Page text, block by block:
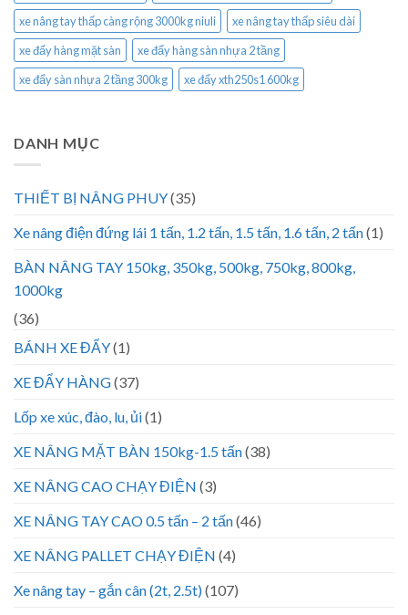
xe nâng tay thấp càng rộng 3000kg niuli
xe nâng tay thấp siêu dài
xe đẩy hàng mặt sàn
xe đẩy hàng sàn nhựa 2 tầng
xe đẩy sàn nhựa 2 tầng 300kg
xe đẩy xth250s1 600kg
DANH MỤC
THIẾT BỊ NÂNG PHUY(35)
Xe nâng điện đứng lái 1 tấn, 1.2 tấn, 1.5 tấn, 1.6 tấn, 2 tấn(1)
BÀN NÂNG TAY 150kg, 350kg, 500kg, 750kg, 800kg,
1000kg
(36)
BÁNH XE ĐẨY(1)
XE ĐẨY HÀNG(37)
Lốp xe xúc, đào, lu, ủi(1)
XE NÂNG MẶT BÀN 150kg-1.5 tấn(38)
XE NÂNG CAO CHẠY ĐIỆN (3)
XE NÂNG TAY CAO 0.5 tấn – 2 tấn(46)
XE NÂNG PALLET CHẠY ĐIỆN (4)
Xe nâng tay – gắn cân (2t, 2.5t)(107)